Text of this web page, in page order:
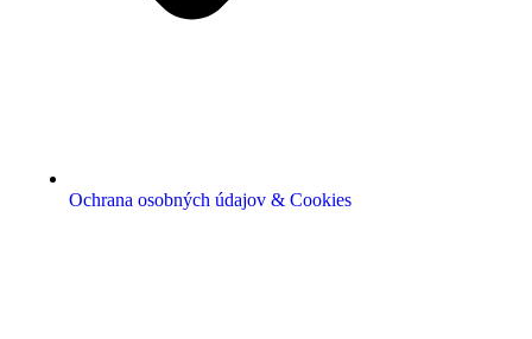
Ochrana osobných údajov & Cookies